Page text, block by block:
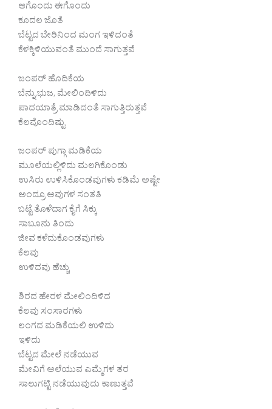
ಆಗೊಂದು ಈಗೊಂದು
ಕೂದಲ ಜೊತೆ
ಬೆಟ್ಟದ ಬೇರಿನಿಂದ ಮಂಗ ಇಳಿದಂತೆ
ಕೆಳಕ್ಕಿಳಿಯುವಂತೆ ಮುಂದೆ ಸಾಗುತ್ತವೆ
ಜಂಪರ್ ಹೊದಿಕೆಯ
ಬೆನ್ನು,ಭುಜ, ಮೇಲಿಂದಿಳಿದು
ಪಾದಯಾತ್ರೆ ಮಾಡಿದಂತೆ ಸಾಗುತ್ತಿರುತ್ತವೆ
ಕೆಲವೊಂದಿಷ್ಟು
ಜಂಪರ್ ಪುಗ್ಗಾ ಮಡಿಕೆಯ
ಮೂಲೆಯಲ್ಲಿಳಿದು ಮಲಗಿಕೊಂಡು
ಉಸಿರು ಉಳಿಸಿಕೊಂಡವುಗಳು ಕಡಿಮೆ ಅಷ್ಟೇ
ಅಂದ್ರೂ ಅವುಗಳ ಸಂತತಿ
ಬಟ್ಟೆ ತೊಳೆದಾಗ ಕೈಗೆ ಸಿಕ್ಕು
ಸಾಬೂನು ತಿಂದು
ಜೀವ ಕಳೆದುಕೊಂಡವುಗಳು
ಕೆಲವು
ಉಳಿದವು ಹೆಚ್ಚು
ಶಿರದ ಹೇರಳ ಮೇಲಿಂದಿಳಿದ
ಕೆಲವು ಸಂಸಾರಗಳು
ಲಂಗದ ಮಡಿಕೆಯಲಿ ಉಳಿದು
ಇಳಿದು
ಬೆಟ್ಟದ ಮೇಲೆ ನಡೆಯುವ
ಮೇವಿಗೆ ಅಲೆಯುವ ಎಮ್ಮೆಗಳ ತರ
ಸಾಲುಗಟ್ಟಿ ನಡೆಯುವುದು ಕಾಣುತ್ತವೆ